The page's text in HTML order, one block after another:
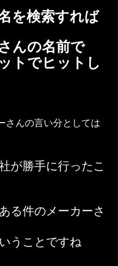
を検索すれば
んの名前で
トでヒットし
さんの言い分としては
が勝手に行ったこ
る件のメーカーさ
うことですね